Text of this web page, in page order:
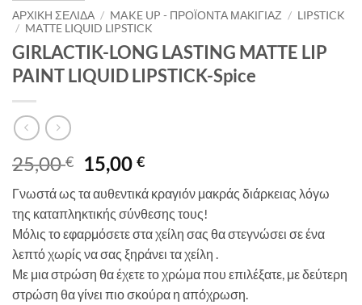
ΑΡΧΙΚΉ ΣΕΛΊΔΑ / MAKE UP - ΠΡΟΪΌΝΤΑ ΜΑΚΙΓΙΆΖ / LIPSTICK
/ MATTE LIQUID LIPSTICK
GIRLACTIK-LONG LASTING MATTE LIP
PAINT LIQUID LIPSTICK-Spice
25,00€
Original
price
was:
25,00 €.
15,00€Η
τιμή
είναι:
15,00 €.
Γνωστά ως τα αυθεντικά κραγιόν μακράς διάρκειας λόγω
της καταπληκτικής σύνθεσης τους!
Μόλις το εφαρμόσετε στα χείλη σας θα στεγνώσει σε ένα
λεπτό χωρίς να σας ξηράνει τα χείλη .
Με μια στρώση θα έχετε το χρώμα που επιλέξατε, με δεύτερη
στρώση θα γίνει πιο σκούρα η απόχρωση.